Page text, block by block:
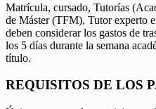
Matrícula, cursado, Tutorías
de Máster (TFM), Tutor experto
deben considerar los gastos de
los 5 días durante la semana
título.
REQUISITOS DE LOS